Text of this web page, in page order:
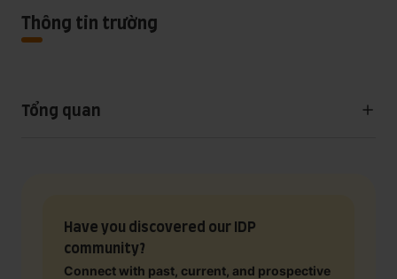
Thông tin trường
Tổng quan
Have you discovered our IDP
community?
Connect with past, current, and prospective